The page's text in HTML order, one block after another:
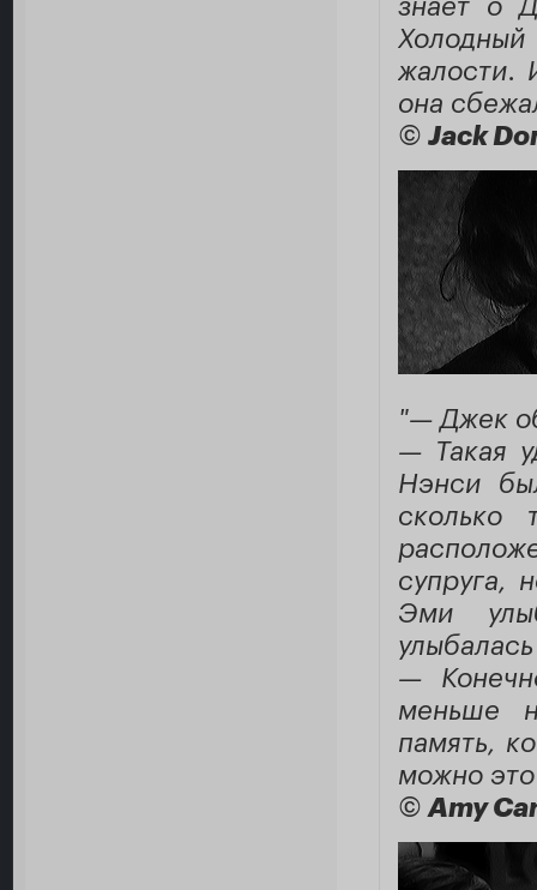
знает о
жалости.
она
© Jack
"— Джек
— Такая
Нэнси
сколько
супруга,
Эми
—
меньше
память,
можно это
© Amy